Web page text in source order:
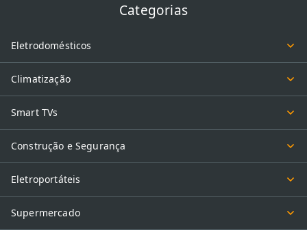
Categorias
Eletrodomésticos
Climatização
Smart TVs
Construção e Segurança
Eletroportáteis
Supermercado